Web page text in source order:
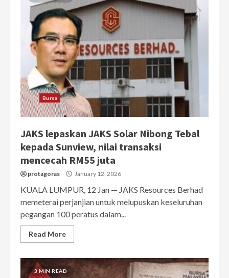
Bursa
JAKS lepaskan JAKS Solar Nibong Tebal
kepada Sunview, nilai transaksi
mencecah RM55 juta
protagoras January 12, 2026
KUALA LUMPUR, 12 Jan — JAKS Resources Berhad
memeterai perjanjian untuk melupuskan keseluruhan
pegangan 100 peratus dalam...
Read More
3 MIN READ